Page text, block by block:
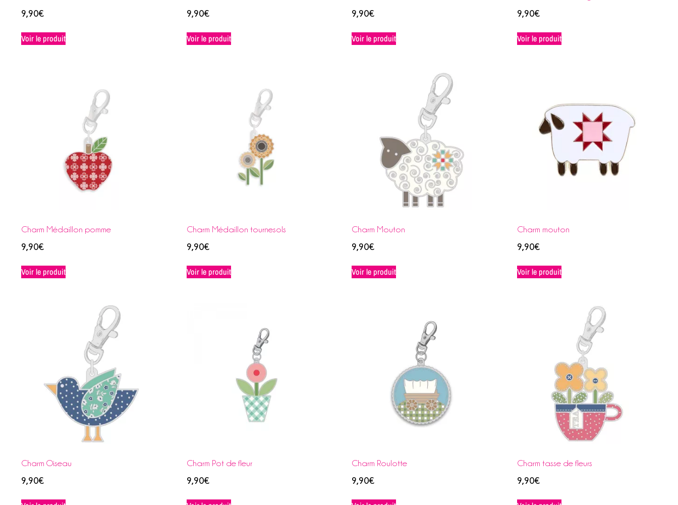
9,90€
Voir le produit
9,90€
Voir le produit
9,90€
Voir le produit
9,90€
Voir le produit
Charm Médaillon pomme
9,90€
Voir le produit
Charm Médaillon tournesols
9,90€
Voir le produit
Charm Mouton
9,90€
Voir le produit
Charm mouton
9,90€
Voir le produit
Charm Oiseau
9,90€
Charm Pot de fleur
9,90€
Charm Roulotte
9,90€
Charm tasse de fleurs
9,90€